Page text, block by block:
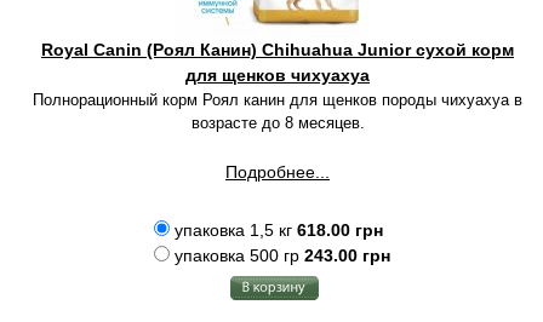
Royal Canin (Роял Канин) Chihuahua Junior сухой корм
для щенков чихуахуа
Полнорационный корм Роял канин для щенков породы чихуахуа в
возрасте до 8 месяцев.
Подробнее...
упаковка 1,5 кг 618.00 грн
упаковка 500 гр 243.00 грн